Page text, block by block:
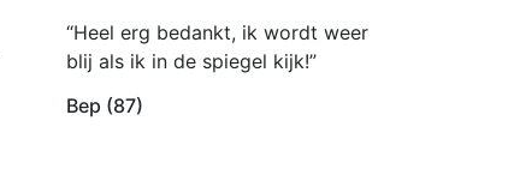
“Heel erg bedankt, ik wordt weer
blij als ik in de spiegel kijk!”
Bep (87)